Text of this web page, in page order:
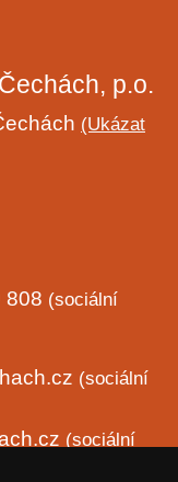
p.o.
(Ukázat
808 (sociální
(sociální
(sociální